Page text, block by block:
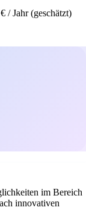
/ Jahr (geschätzt)
im Bereich
innovativen